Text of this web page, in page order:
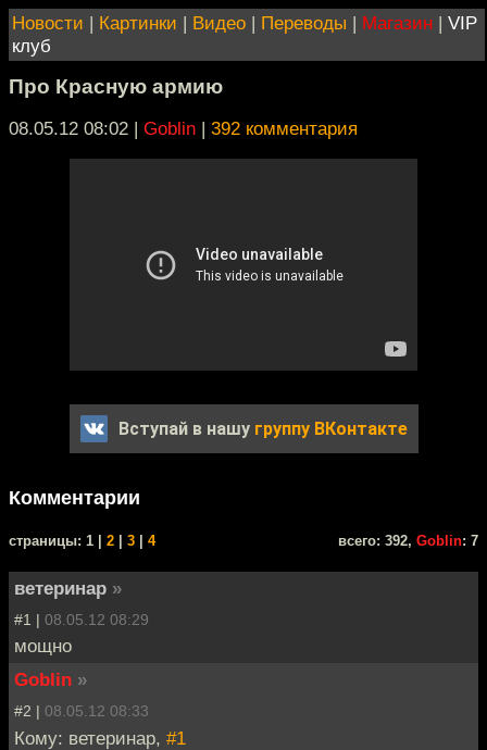
Новости | Картинки | Видео | Переводы | Магазин | VIP
клуб
Про Красную армию
08.05.12 08:02 | Goblin | 392 комментария
Вступай в нашу группу ВКонтакте
Комментарии
cтраницы: 1 | 2 3 4 всего: 392, Goblin: 7
ветеринар »
#1 | 08.05.12 08:29
мощно
Goblin »
#2 | 08.05.12 08:33
Кому: ветеринар, #1